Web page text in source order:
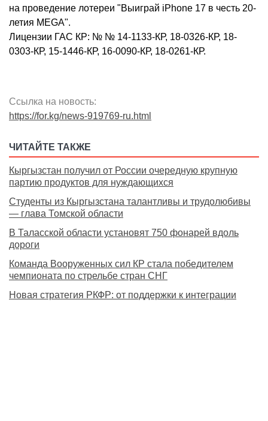
на проведение лотереи "Выиграй iPhone 17 в честь 20-
летия MEGA".
Лицензии ГАС КР: № № 14-1133-КР, 18-0326-КР, 18-
0303-КР, 15-1446-КР, 16-0090-КР, 18-0261-КР.
Ссылка на новость:
https://for.kg/news-919769-ru.html
ЧИТАЙТЕ ТАКЖЕ
Кыргызстан получил от России очередную крупную
партию продуктов для нуждающихся
Студенты из Кыргызстана талантливы и трудолюбивы
— глава Томской области
В Таласской области установят 750 фонарей вдоль
дороги
Команда Вооруженных сил КР стала победителем
чемпионата по стрельбе стран СНГ
Новая стратегия РКФР: от поддержки к интеграции